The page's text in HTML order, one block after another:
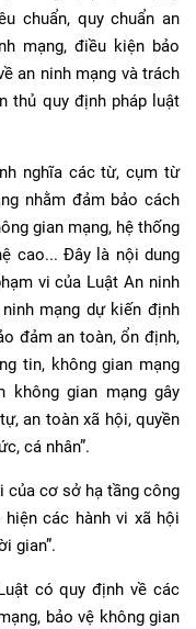
chuẩn, quy chuẩn an
mạng, điều kiện bảo
an ninh mạng và trách
thủ quy định pháp luật
nghĩa các từ, cụm từ
nhằm đảm bảo cách
gian mạng, hệ thống
cao... Đây là nội dung
vi của Luật An ninh
mạng dự kiến định
đảm an toàn, ổn định,
tin, không gian mạng
không gian mạng gây
an toàn xã hội, quyền
cá nhân”.
của cơ sở hạ tầng công
các hành vi xã hội
gian”.
có quy định về các
bảo vệ không gian